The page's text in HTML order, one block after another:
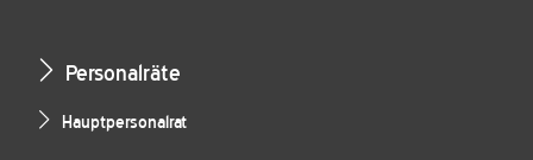
Personalräte
Hauptpersonalrat